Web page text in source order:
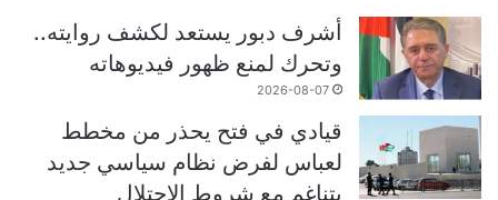
أشرف دبور يستعد لكشف روايته..
وتحرك لمنع ظهور فيديوهاته
2026-08-07
قيادي في فتح يحذر من مخطط
لعباس لفرض نظام سياسي جديد
يتناغم مع شروط الاحتلال